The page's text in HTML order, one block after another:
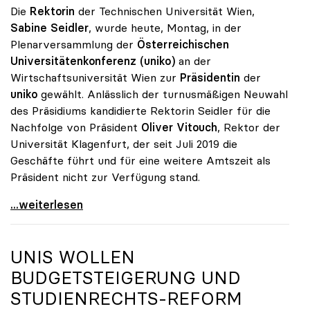
Die Rektorin der Technischen Universität Wien,
Sabine Seidler, wurde heute, Montag, in der
Plenarversammlung der Österreichischen
Universitätenkonferenz (uniko) an der
Wirtschaftsuniversität Wien zur Präsidentin der
uniko gewählt. Anlässlich der turnusmäßigen Neuwahl
des Präsidiums kandidierte Rektorin Seidler für die
Nachfolge von Präsident Oliver Vitouch, Rektor der
Universität Klagenfurt, der seit Juli 2019 die
Geschäfte führt und für eine weitere Amtszeit als
Präsident nicht zur Verfügung stand.
Sabine Seidler zur Präsidentin der uniko gewählt
...weiterlesen
UNIS WOLLEN
BUDGETSTEIGERUNG UND
STUDIENRECHTS-REFORM